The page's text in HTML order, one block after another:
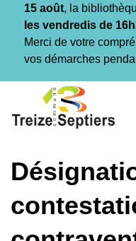
15 août, la
les vendredis de
Merci de votre
vos démarches
contenu
pied